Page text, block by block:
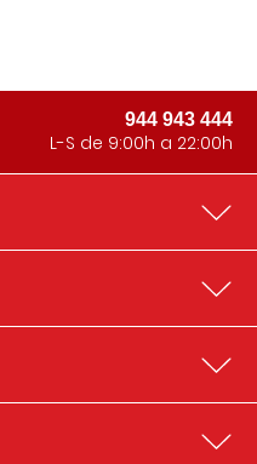
944 943 444
L-S de 9:00h a 22:00h